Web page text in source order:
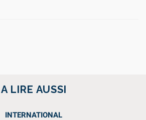
A LIRE AUSSI
INTERNATIONAL